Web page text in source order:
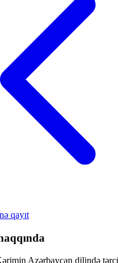
qayıt
Azərbaycan dilində